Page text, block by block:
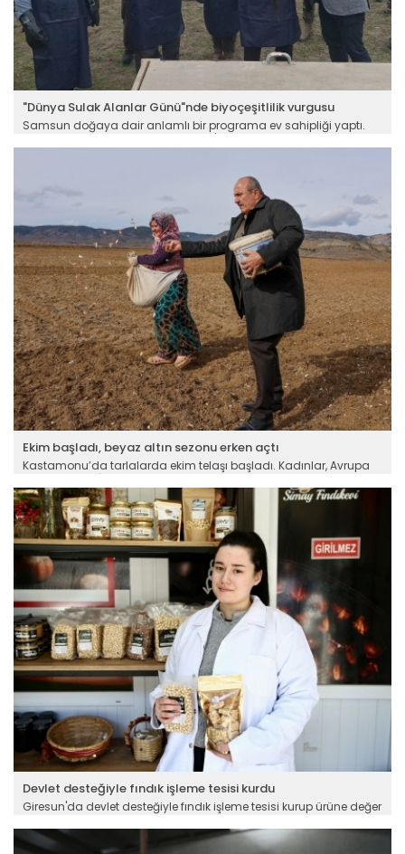
"Dünya Sulak Alanlar Günü"nde biyoçeşitlilik vurgusu
Samsun doğaya dair anlamlı bir programa ev sahipliği yaptı.
UNESCO Dünya Mirası Geçici Listesi'nde yer alan Kızılırmak Deltası
Kuş Cenneti’nde Dünya Sulak Alanlar Günü dolayısıyla
plana çıkarıldı. Saha uygulamalarının yapıldığı etkinlikte
deltanın doğal güzelliklerine doğaya salınan kuşlarla katkı
Devamını Oku ->
Ekim başladı, beyaz altın sezonu erken açtı
Kastamonu’da tarlalarda ekim telaşı başladı. Kadınlar, Avrupa
Birliği Coğrafi İşaretli Taşköprü sarımsağını toprakla buluşturuyor.
Yağışlar nedeniyle erken başlayan ekim sezonu beraberinde
bereketli bir hasat beklentisi getirdi. Taşköprülü çiftçiler dünyanın
en kaliteli sarımsağından 30 ton rekolte bekliyor.
Devamını Oku ->
Devlet desteğiyle fındık işleme tesisi kurdu
Giresun'da devlet desteğiyle fındık işleme tesisi kurup ürüne değer
mutluluğunu yaşıyor. Genç girişimcinin hedefleri arasında
pazarlama ağını genişletmek ve gıda mühendisliği üzerine
Bursa’da personel, işaret dili...
Bursa’da, işitme engelli bireylerin kamu hizmetlere erişimini...
Devamını Oku ->